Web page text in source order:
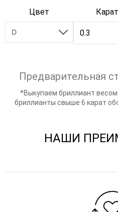
Цвет Карат
Предварительная
*Выкупаем бриллиант
бриллианты свыше 6 карат
НАШИ